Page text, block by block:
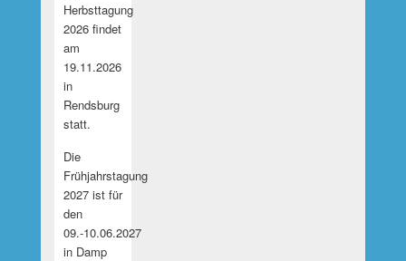
Herbsttagung
2026 findet
am
19.11.2026
in
Rendsburg
statt.
Die
Frühjahrstagung
2027 ist für
den
09.-10.06.2027
in Damp